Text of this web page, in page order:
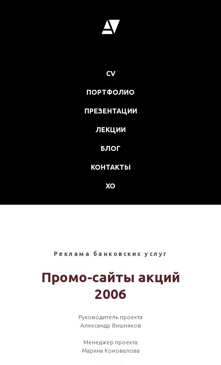
CV
ПОРТФОЛИО
ПРЕЗЕНТАЦИИ
ЛЕКЦИИ
БЛОГ
КОНТАКТЫ
XO
Реклама банковских услуг
Промо-сайты акций
2006
Руководитель проекта
Александр Вишняков
Менеджер проекта
Марина Коновалова